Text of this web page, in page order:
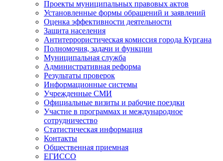
Проекты муниципальных правовых актов
Установленные формы обращений и заявлений
Оценка эффективности деятельности
Защита населения
Антитеррористическая комиссия города Кургана
Полномочия, задачи и функции
Муниципальная служба
Административная реформа
Результаты проверок
Информационные системы
Учрежденные СМИ
Официальные визиты и рабочие поездки
Участие в программах и международное
сотрудничество
Статистическая информация
Контакты
Общественная приемная
ЕГИССО